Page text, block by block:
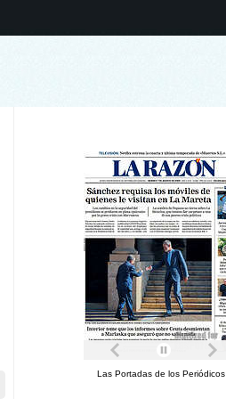
Las Portadas de los Periódicos